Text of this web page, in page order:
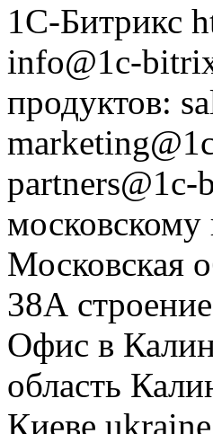
1С-Битрикс
info@1c-
продуктов:
московскому
Московская
38А
Офис в
область
Киеве